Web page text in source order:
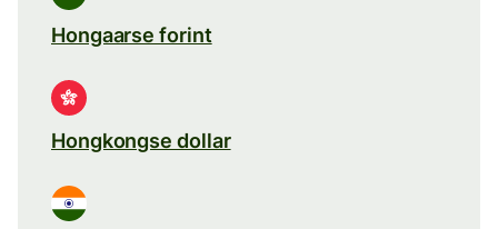
Hongaarse forint
Hongkongse dollar